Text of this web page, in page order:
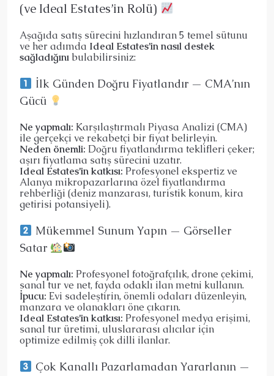
(ve Ideal Estates’in Rolü)
Aşağıda satış sürecini hızlandıran 5 temel sütunu
ve her adımda Ideal Estates’in nasıl destek
sağladığını bulabilirsiniz:
İlk Günden Doğru Fiyatlandır — CMA’nın
Gücü
Ne yapmalı: Karşılaştırmalı Piyasa Analizi (CMA)
ile gerçekçi ve rekabetçi bir fiyat belirleyin.
Neden önemli: Doğru fiyatlandırma teklifleri çeker;
aşırı fiyatlama satış sürecini uzatır.
Ideal Estates’in katkısı: Profesyonel ekspertiz ve
Alanya mikropazarlarına özel fiyatlandırma
rehberliği (deniz manzarası, turistik konum, kira
getirisi potansiyeli).
Mükemmel Sunum Yapın — Görseller
Satar
Ne yapmalı: Profesyonel fotoğrafçılık, drone çekimi,
sanal tur ve net, fayda odaklı ilan metni kullanın.
İpucu: Evi sadeleştirin, önemli odaları düzenleyin,
manzara ve olanakları öne çıkarın.
Ideal Estates’in katkısı: Profesyonel medya erişimi,
sanal tur üretimi, uluslararası alıcılar için
optimize edilmiş çok dilli ilanlar.
Çok Kanallı Pazarlamadan Yararlanın —